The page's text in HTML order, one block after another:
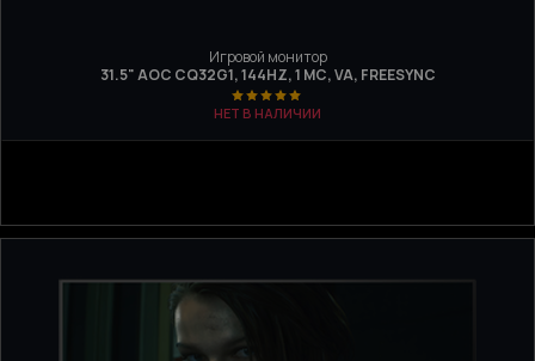
Игровой монитор
31.5" AOC CQ32G1, 144HZ, 1 МС, VA, FREESYNC
НЕТ В НАЛИЧИИ